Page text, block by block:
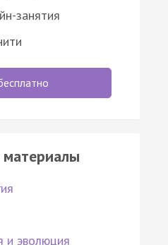
занятия
и эволюция